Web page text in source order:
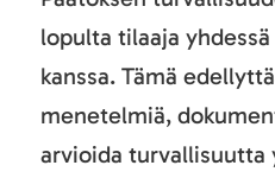
lopulta tilaaja
kanssa. Tämä
menetelmiä,
arvioida turvallisuutta